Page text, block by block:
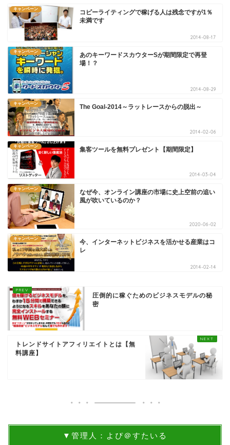
キャンペーン
コピーライティングで稼げる人は残念ですが1％
未満です
2014-08-17
キャンペーン
あのキーワードスカウターSが期間限定で再登
場！？
2014-08-29
キャンペーン The Goal-2014～ラットレースからの脱出～
2014-02-06
キャンペーン 集客ツールを無料プレゼント【期間限定】
2014-03-04
キャンペーン
なぜ今、オンライン講座の市場に史上空前の追い
風が吹いているのか？
2020-06-02
キャンペーン
今、インターネットビジネスを活かせる産業はコ
レ
2014-02-14
圧倒的に稼ぐためのビジネスモデルの秘
密
トレンドサイトアフィリエイトとは【無
料講座】
▼管理人：よぴ＠すたいる